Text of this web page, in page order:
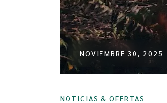
NOVIEMBRE 30, 2025
NOTICIAS & OFERTAS